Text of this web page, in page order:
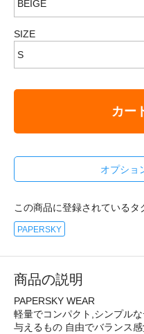
SIZE
カー
オプショ
この商品に登録されているタ
PAPERSKY
商品の説明
PAPERSKY WEAR
軽量でコンパクト,シンプル
与えるもの 自由でバランス